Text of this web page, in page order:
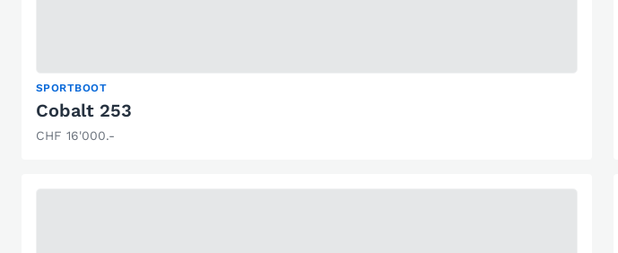
SPORTBOOT
Cobalt 253
CHF 16'000.-